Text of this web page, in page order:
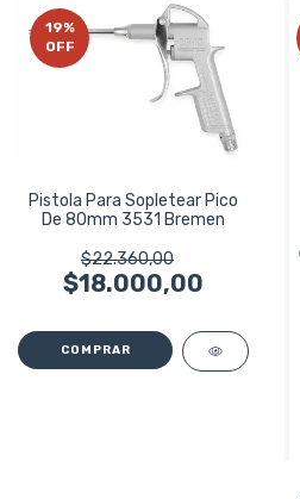
19%
OFF
Pistola Para Sopletear Pico
De 80mm 3531 Bremen
$22.360,00
$18.000,00